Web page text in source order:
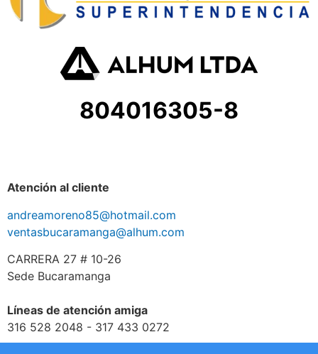
804016305-8
Atención al cliente
andreamoreno85@hotmail.com
ventasbucaramanga@alhum.com
CARRERA 27 # 10-26
Sede Bucaramanga
Líneas de atención amiga
316 528 2048 - 317 433 0272